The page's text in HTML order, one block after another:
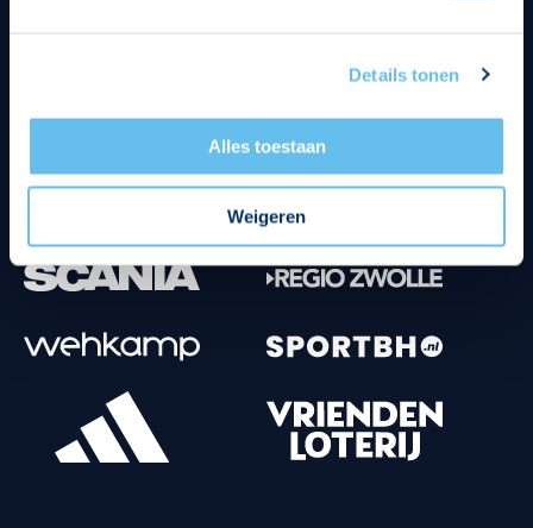
Details tonen
Alles toestaan
Weigeren